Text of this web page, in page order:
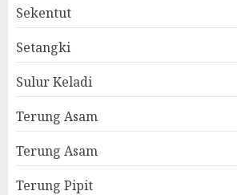
Sekentut
Setangki
Sulur Keladi
Terung Asam
Terung Asam
Terung Pipit